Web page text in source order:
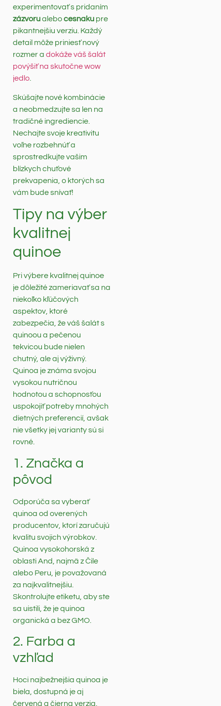
experimentovať s pridaním
zázvorualebocesnaku pre
pikantnejšiu verziu. Každý
detail môže priniesť nový
rozmer a dokáže váš šalát
povýšiť na skutočne wow
jedlo.
Skúšajte nové kombinácie
a neobmedzujte sa len na
tradičné ingrediencie.
Nechajte svoje kreativitu
voľne rozbehnúť a
sprostredkujte vašim
blízkych chuťové
prekvapenia, o ktorých sa
vám bude snívať!
Tipy na výber
kvalitnej
quinoe
Pri výbere kvalitnej quinoe
je dôležité zameriavať sa na
niekoľko kľúčových
aspektov, ktoré
zabezpečia, že váš šalát s
quinoou a pečenou
tekvicou bude nielen
chutný, ale aj výživný.
Quinoa je známa svojou
vysokou nutričnou
hodnotou a schopnosťou
uspokojiť potreby mnohých
dietných preferencií, avšak
nie všetky jej varianty sú si
rovné.
1. Značka a
pôvod
Odporúča sa vyberať
quinoa od overených
producentov, ktorí zaručujú
kvalitu svojich výrobkov.
Quinoa vysokohorská z
oblasti And, najmä z Čile
alebo Peru, je považovaná
za najkvalitnejšiu.
Skontrolujte etiketu, aby ste
sa uistili, že je quinoa
organická a bez GMO.
2. Farba a
vzhľad
Hoci najbežnejšia quinoa je
biela, dostupná je aj
červená a čierna verzia.